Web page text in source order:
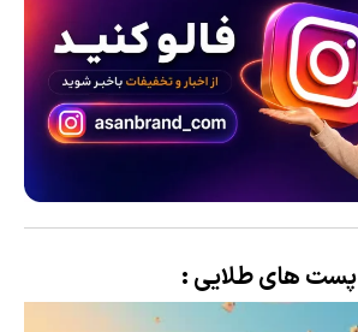
پست های طلایی :